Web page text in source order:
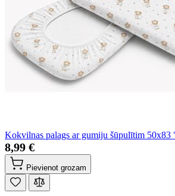
Kokvilnas palags ar gumiju šūpulītim 50x83
8,99 €
Pievienot grozam